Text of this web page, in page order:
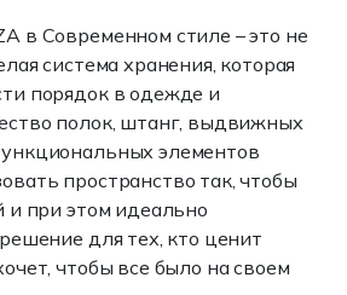
в Современном стиле – это не
система хранения, которая
порядок в одежде и
полок, штанг, выдвижных
элементов
пространство так, чтобы
и при этом идеально
для тех, кто ценит
чтобы все было на своем